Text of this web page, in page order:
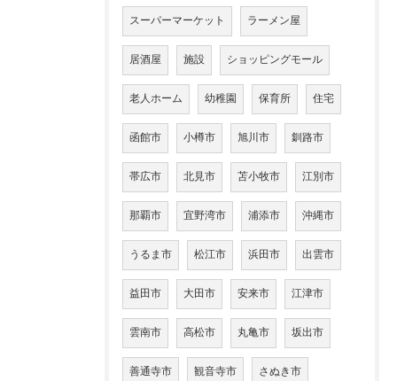
スーパーマーケット ラーメン屋
居酒屋 施設 ショッピングモール
老人ホーム 幼稚園 保育所 住宅
函館市 小樽市 旭川市 釧路市
帯広市 北見市 苫小牧市 江別市
那覇市 宜野湾市 浦添市 沖縄市
うるま市 松江市 浜田市 出雲市
益田市 大田市 安来市 江津市
雲南市 高松市 丸亀市 坂出市
善通寺市 観音寺市 さぬき市